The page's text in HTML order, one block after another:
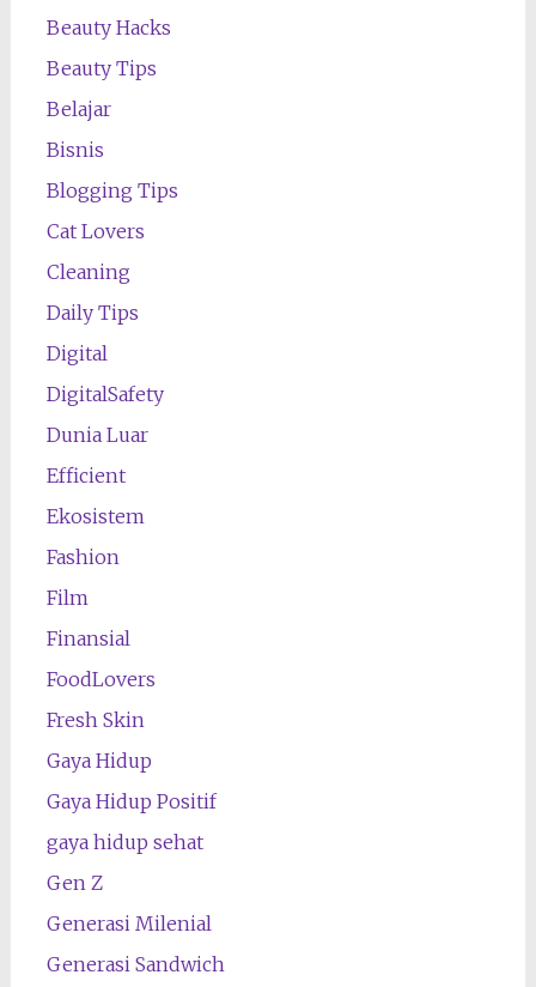
Beauty Hacks
Beauty Tips
Belajar
Bisnis
Blogging Tips
Cat Lovers
Cleaning
Daily Tips
Digital
DigitalSafety
Dunia Luar
Efficient
Ekosistem
Fashion
Film
Finansial
FoodLovers
Fresh Skin
Gaya Hidup
Gaya Hidup Positif
gaya hidup sehat
Gen Z
Generasi Milenial
Generasi Sandwich